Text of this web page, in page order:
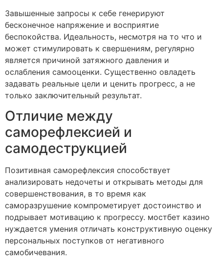
Завышенные запросы к себе генерируют
бесконечное напряжение и восприятие
беспокойства. Идеальность, несмотря на то что и
может стимулировать к свершениям, регулярно
является причиной затяжного давления и
ослабления самооценки. Существенно овладеть
задавать реальные цели и ценить прогресс, а не
только заключительный результат.
Отличие между
саморефлексией и
самодеструкцией
Позитивная саморефлексия способствует
анализировать недочеты и открывать методы для
совершенствования, в то время как
саморазрушение компрометирует достоинство и
подрывает мотивацию к прогрессу. мостбет казино
нуждается умения отличать конструктивную оценку
персональных поступков от негативного
самобичевания.